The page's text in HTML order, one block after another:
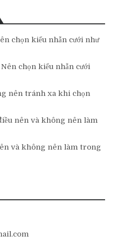
chọn kiểu nhẫn cưới như
Nên chọn kiểu nhẫn cưới
nên tránh xa khi chọn
nên và không nên làm
và không nên làm trong